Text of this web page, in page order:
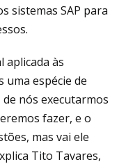
sistemas SAP para
aplicada às
uma espécie de
nós executarmos
fazer, e o
mas vai ele
Tito Tavares,